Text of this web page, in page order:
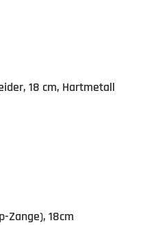
18 cm, Hartmetall
Zange), 18cm